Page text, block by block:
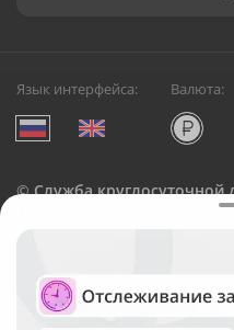
Язык интерфейса: Валюта:
©Служба круглосуточной
Русский Букет, 2026
Общество с ограниченной
ОГРН: 1195476081745, ИНН:
Юридический адрес: г.